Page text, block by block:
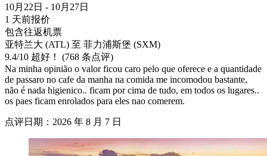
10月22日 - 10月27日
1 天前报价
包含往返机票
亚特兰大 (ATL) 至 菲力浦斯堡 (SXM)
9.4/10 超好！ (768 条点评)
Na minha opinião o valor ficou caro pelo que oferece e a quantidade
de passaro no cafe da manha na comida me incomodou bastante,
não é nada higienico.. ficam por cima de tudo, em todos os lugares..
os paes ficam enrolados para eles nao comerem.
点评日期：2026 年 8 月 7 日